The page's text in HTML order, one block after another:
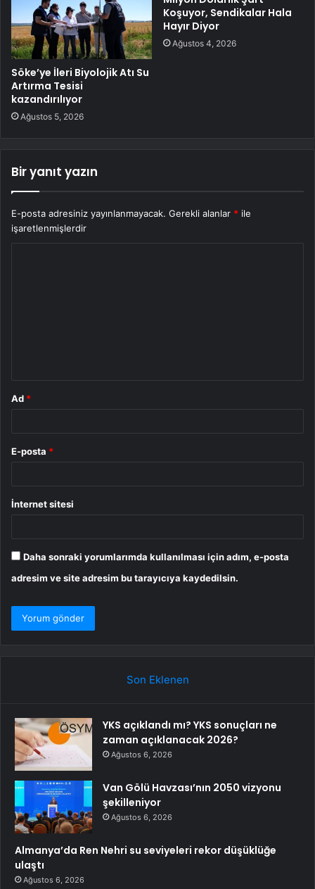
Söke’ye İleri Biyolojik Atı Su
Artırma Tesisi
kazandırılıyor
Ağustos 5, 2026
Koşuyor, Sendikalar Hala
Hayır Diyor
Ağustos 4, 2026
Bir yanıt yazın
E-posta adresiniz yayınlanmayacak. Gerekli alanlar * ile
işaretlenmişlerdir
Ad *
E-posta *
İnternet sitesi
Daha sonraki yorumlarımda kullanılması için adım, e-posta
adresim ve site adresim bu tarayıcıya kaydedilsin.
Son Eklenen
YKS açıklandı mı? YKS sonuçları ne
zaman açıklanacak 2026?
Ağustos 6, 2026
Van Gölü Havzası’nın 2050 vizyonu
şekilleniyor
Ağustos 6, 2026
Almanya’da Ren Nehri su seviyeleri rekor düşüklüğe
ulaştı
Ağustos 6, 2026